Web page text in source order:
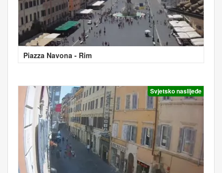
Piazza Navona - Rim
Svjetsko naslijeđe